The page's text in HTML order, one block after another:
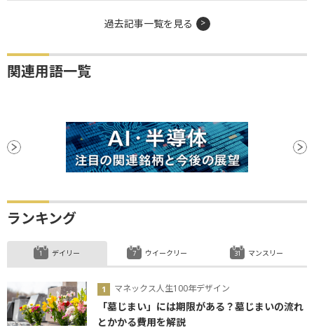
過去記事一覧を見る
関連用語一覧
ランキング
デイリー
マネックス人生100年デザイン
「墓じまい」には期限がある？墓じまいの流れ
とかかる費用を解説
ウイークリー マンスリー